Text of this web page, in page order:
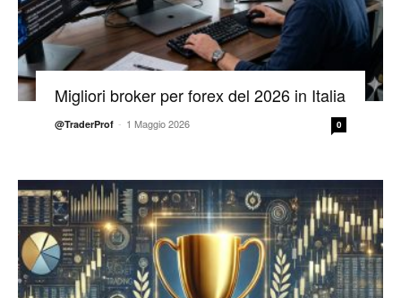
Migliori broker per forex del 2026 in Italia
@TraderProf - 1 Maggio 2026 0